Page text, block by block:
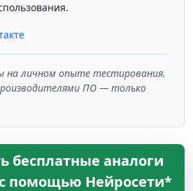
на личном опыте тестирования.
ПО — только
бесплатные аналоги
помощью Нейросети*